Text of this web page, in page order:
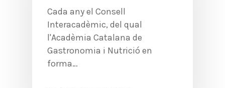
Cada any el Consell
Interacadèmic, del qual
l'Acadèmia Catalana de
Gastronomia i Nutrició en
forma…